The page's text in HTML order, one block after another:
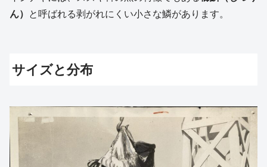
ん） と呼ばれる剥がれにくい小さな鱗があります。
サイズと分布